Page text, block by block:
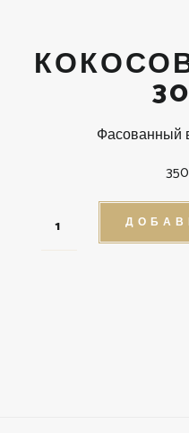
Фасованный